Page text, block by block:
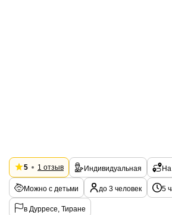
5 1 отзыв Индивидуальная
Можно с детьми до 3 человек 5
в Дурресе, Тиране